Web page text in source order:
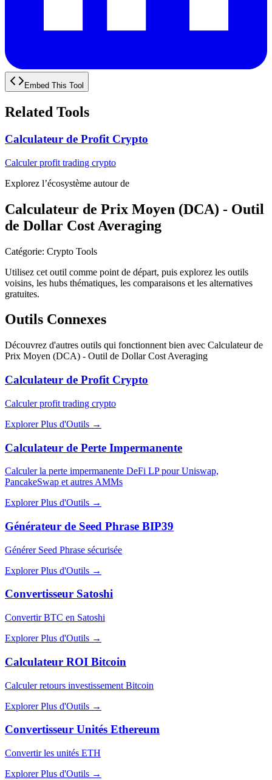
Embed This Tool
Related Tools
Calculateur de Profit Crypto
Calculer profit trading crypto
Explorez l’écosystème autour de
Calculateur de Prix Moyen (DCA) - Outil
de Dollar Cost Averaging
Catégorie: Crypto Tools
Utilisez cet outil comme point de départ, puis explorez les outils
voisins, les hubs thématiques, les comparaisons et les alternatives
gratuites.
Outils Connexes
Découvrez d'autres outils qui fonctionnent bien avec Calculateur de
Prix Moyen (DCA) - Outil de Dollar Cost Averaging
Calculateur de Profit Crypto
Calculer profit trading crypto
Explorer Plus d'Outils →
Calculateur de Perte Impermanente
Calculer la perte impermanente DeFi LP pour Uniswap,
PancakeSwap et autres AMMs
Explorer Plus d'Outils →
Générateur de Seed Phrase BIP39
Générer Seed Phrase sécurisée
Explorer Plus d'Outils →
Convertisseur Satoshi
Convertir BTC en Satoshi
Explorer Plus d'Outils →
Calculateur ROI Bitcoin
Calculer retours investissement Bitcoin
Explorer Plus d'Outils →
Convertisseur Unités Ethereum
Convertir les unités ETH
Explorer Plus d'Outils →